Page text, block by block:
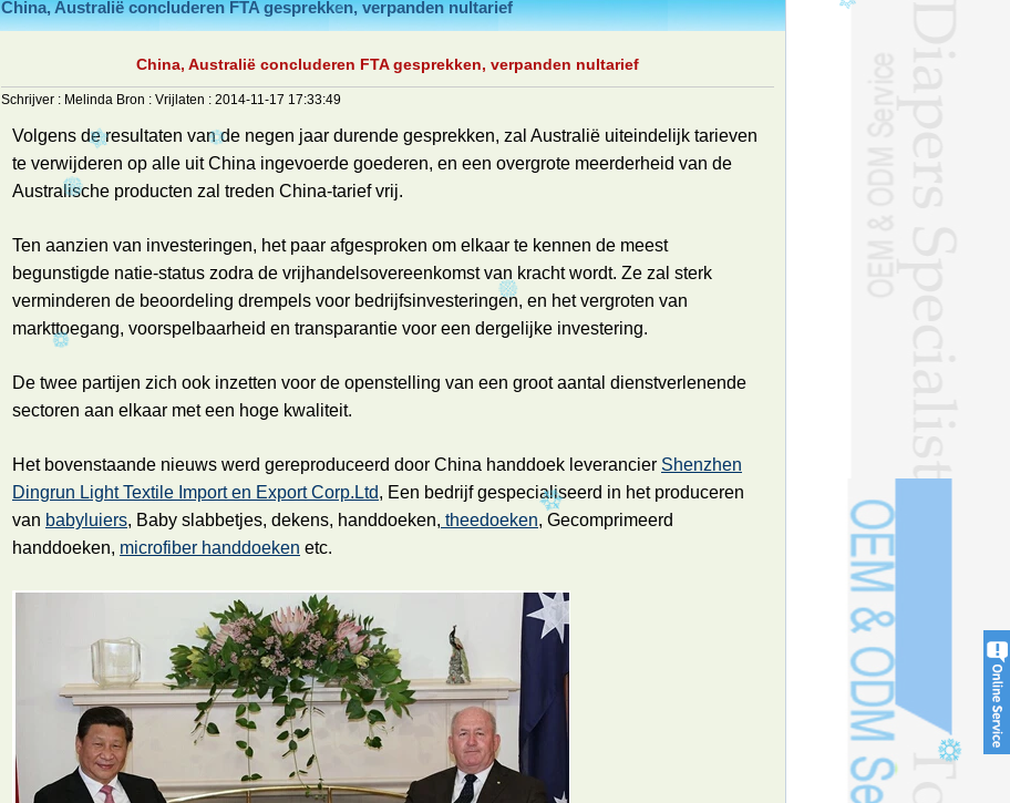
China, Australië concluderen FTA gesprekken, verpanden nultarief
China, Australië concluderen FTA gesprekken, verpanden nultarief
Schrijver : Melinda Bron : Vrijlaten : 2014-11-17 17:33:49
Volgens de resultaten van de negen jaar durende gesprekken, zal Australië uiteindelijk tarieven
te verwijderen op alle uit China ingevoerde goederen, en een overgrote meerderheid van de
Australische producten zal treden China-tarief vrij.
Ten aanzien van investeringen, het paar afgesproken om elkaar te kennen de meest
begunstigde natie-status zodra de vrijhandelsovereenkomst van kracht wordt. Ze zal sterk
verminderen de beoordeling drempels voor bedrijfsinvesteringen, en het vergroten van
markttoegang, voorspelbaarheid en transparantie voor een dergelijke investering.
De twee partijen zich ook inzetten voor de openstelling van een groot aantal dienstverlenende
sectoren aan elkaar met een hoge kwaliteit.
Het bovenstaande nieuws werd gereproduceerd door China handdoek leverancier Shenzhen
Dingrun Light Textile Import en Export Corp.Ltd, Een bedrijf gespecialiseerd in het produceren
van babyluiers, Baby slabbetjes, dekens, handdoeken, theedoeken, Gecomprimeerd
handdoeken, microfiber handdoeken etc.